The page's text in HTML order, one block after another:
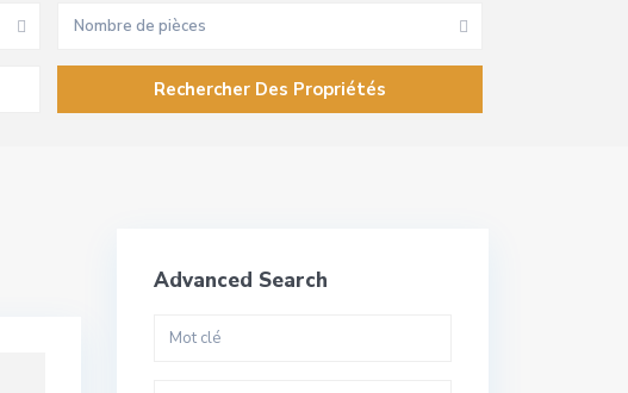
Nombre de pièces
Advanced Search